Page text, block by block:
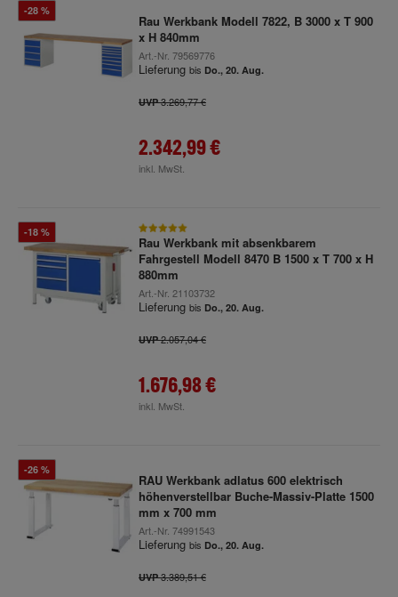
-28 %
Rau Werkbank Modell 7822, B 3000 x T 900
x H 840mm
Art.-Nr. 79569776
Lieferung bis Do., 20. Aug.
UVP3.269,77 €
2.342,99 €
inkl. MwSt.
-18 %
Rau Werkbank mit absenkbarem
Fahrgestell Modell 8470 B 1500 x T 700 x H
880mm
Art.-Nr. 21103732
Lieferung bis Do., 20. Aug.
UVP2.057,04 €
1.676,98 €
inkl. MwSt.
-26 %
RAU Werkbank adlatus 600 elektrisch
höhenverstellbar Buche-Massiv-Platte 1500
mm x 700 mm
Art.-Nr. 74991543
Lieferung bis Do., 20. Aug.
UVP3.389,51 €